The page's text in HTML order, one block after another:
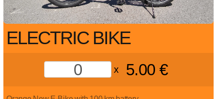
ELECTRIC BIKE
x 5.00 €